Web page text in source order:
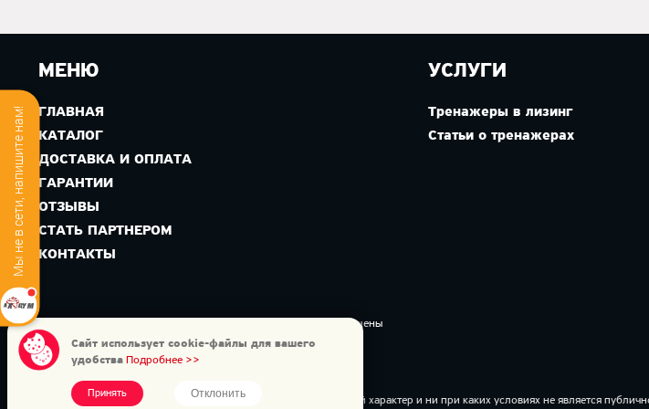
МЕНЮ
ГЛАВНАЯ
КАТАЛОГ
ДОСТАВКА И ОПЛАТА
ГАРАНТИИ
ОТЗЫВЫ
СТАТЬ ПАРТНЕРОМ
КОНТАКТЫ
УСЛУГИ
Тренажеры в лизинг
Статьи о тренажерах
Copyright © 2026 Интернет-магазин AXGYM. Все права защищены
Официальный дилер
Данный интернет-сайт носит исключительно информационный характер и ни при каких условиях не является
Сайт использует cookie-файлы для вашего
удобства Подробнее >>
Принять Отклонить
Мы не в сети, напишите нам!